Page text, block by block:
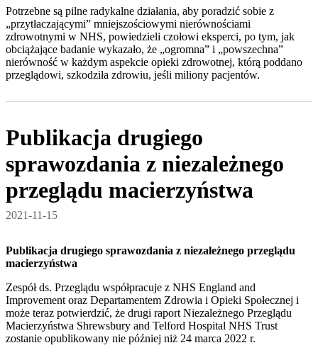
Potrzebne są pilne radykalne działania, aby poradzić sobie z
„przytłaczającymi” mniejszościowymi nierównościami
zdrowotnymi w NHS, powiedzieli czołowi eksperci, po tym, jak
obciążające badanie wykazało, że „ogromna” i „powszechna”
nierówność w każdym aspekcie opieki zdrowotnej, którą poddano
przeglądowi, szkodziła zdrowiu, jeśli miliony pacjentów.
Publikacja drugiego
sprawozdania z niezależnego
przeglądu macierzyństwa
2021-11-15
Publikacja drugiego sprawozdania z niezależnego przeglądu
macierzyństwa
Zespół ds. Przeglądu współpracuje z NHS England and
Improvement oraz Departamentem Zdrowia i Opieki Społecznej i
może teraz potwierdzić, że drugi raport Niezależnego Przeglądu
Macierzyństwa Shrewsbury and Telford Hospital NHS Trust
zostanie opublikowany nie później niż 24 marca 2022 r.